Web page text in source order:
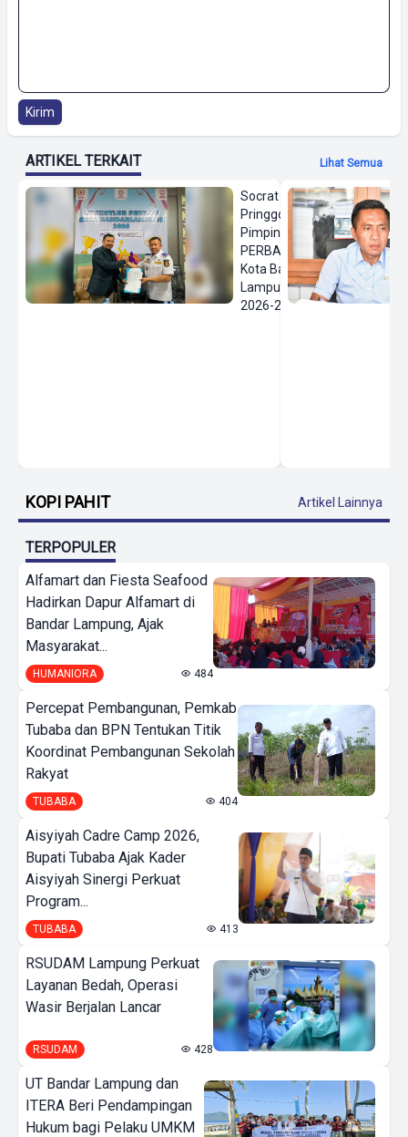
Kirim
ARTIKEL TERKAIT Lihat Semua
Socrat
Pringgodanu
Pimpin
PERBASI
Kota Bandar
Lampung
2026-2030
KOPI PAHIT Artikel Lainnya
TERPOPULER
Alfamart dan Fiesta Seafood
Hadirkan Dapur Alfamart di
Bandar Lampung, Ajak
Masyarakat...
HUMANIORA 484
Percepat Pembangunan, Pemkab
Tubaba dan BPN Tentukan Titik
Koordinat Pembangunan Sekolah
Rakyat
TUBABA 404
Aisyiyah Cadre Camp 2026,
Bupati Tubaba Ajak Kader
Aisyiyah Sinergi Perkuat
Program...
TUBABA 413
RSUDAM Lampung Perkuat
Layanan Bedah, Operasi
Wasir Berjalan Lancar
RSUDAM 428
UT Bandar Lampung dan
ITERA Beri Pendampingan
Hukum bagi Pelaku UMKM